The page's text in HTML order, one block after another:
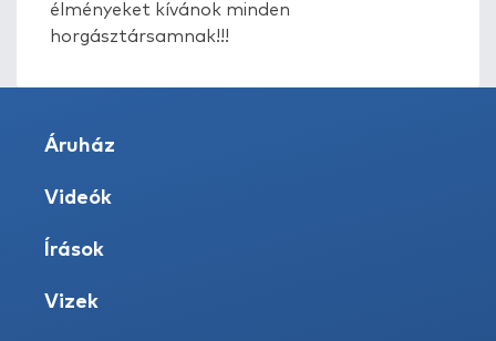
élményeket kívánok minden
horgásztársamnak!!!
Áruház
Videók
Írások
Vizek